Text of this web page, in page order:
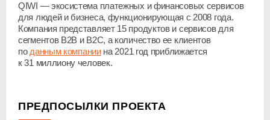
QIWI — экосистема платежных и финансовых сервисов
для людей и бизнеса, функционирующая с 2008 года.
Компания представляет 15 продуктов и сервисов для
сегментов В2В и В2С, а количество ее клиентов
по данным компаниина 2021 год приближается
к 31 миллиону человек.
ПРЕДПОСЫЛКИ ПРОЕКТА